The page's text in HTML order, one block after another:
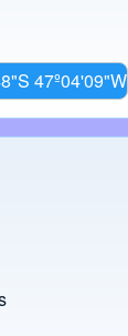
47º04'09"W